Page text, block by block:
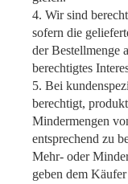
4. Wir sind
sofern die
der Bestellmenge
berechtigtes
5. Bei
berechtigt,
Mindermengen
entsprechend zu
Mehr- oder
geben dem